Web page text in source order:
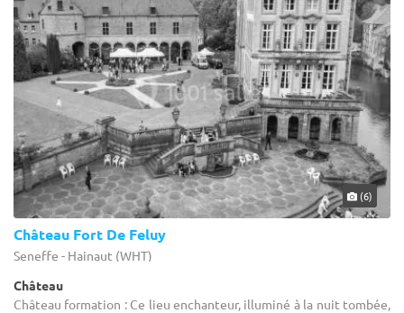
(6)
Château Fort De Feluy
Seneffe - Hainaut (WHT)
Château
Château formation : Ce lieu enchanteur, illuminé à la nuit tombée,